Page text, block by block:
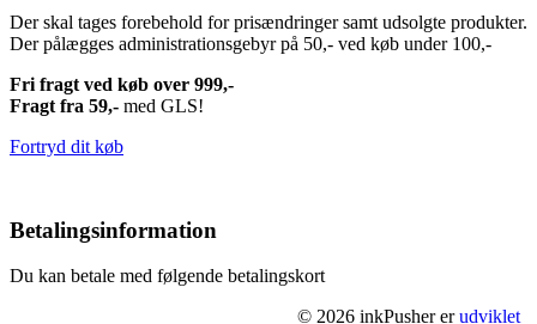
Der skal tages forebehold for prisændringer samt udsolgte produkter.
Der pålægges administrationsgebyr på 50,- ved køb under 100,-
Fri fragt ved køb over 999,-
Fragt fra 59,- med GLS!
Fortryd dit køb
Betalingsinformation
Du kan betale med følgende betalingskort
© 2026 inkPusher erudviklet